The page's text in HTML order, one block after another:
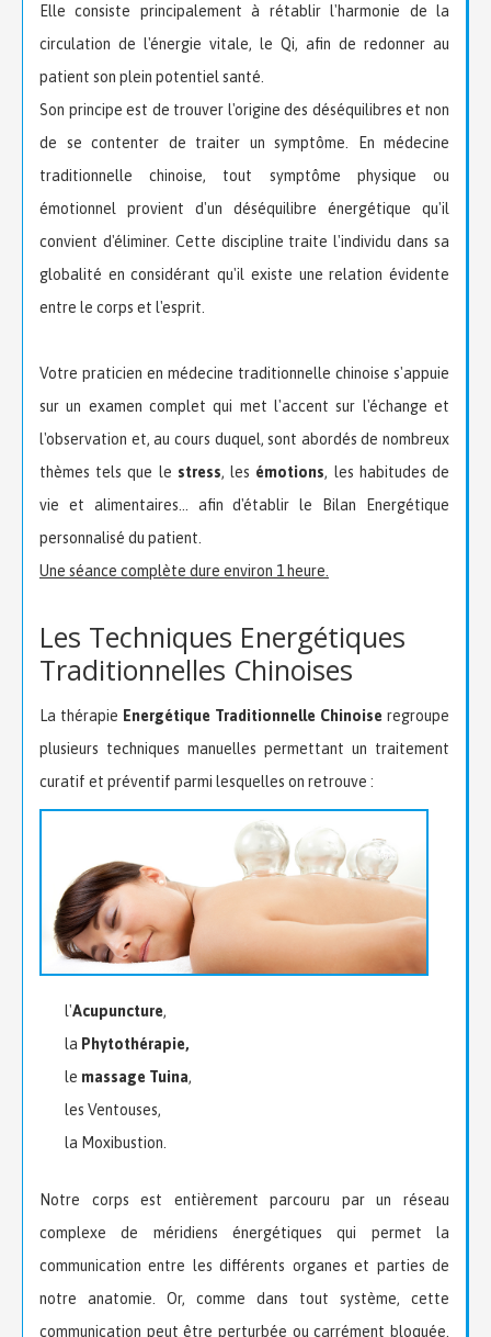
Elle consiste principalement à rétablir l'harmonie de la
circulation de l'énergie vitale, le Qi, afin de redonner au
patient son plein potentiel santé.
Son principe est de trouver l'origine des déséquilibres et non
de se contenter de traiter un symptôme. En médecine
traditionnelle chinoise, tout symptôme physique ou
émotionnel provient d'un déséquilibre énergétique qu'il
convient d'éliminer. Cette discipline traite l'individu dans sa
globalité en considérant qu'il existe une relation évidente
entre le corps et l'esprit.
Votre praticien en médecine traditionnelle chinoise s'appuie
sur un examen complet qui met l'accent sur l'échange et
l'observation et, au cours duquel, sont abordés de nombreux
thèmes tels que le stress, les émotions, les habitudes de
vie et alimentaires... afin d'établir le Bilan Energétique
personnalisé du patient.
Une séance complète dure environ 1 heure.
Les Techniques Energétiques
Traditionnelles Chinoises
La thérapie Energétique Traditionnelle Chinoise regroupe
plusieurs techniques manuelles permettant un traitement
curatif et préventif parmi lesquelles on retrouve :
l'Acupuncture,
la Phytothérapie,
le massage Tuina,
les Ventouses,
la Moxibustion.
Notre corps est entièrement parcouru par un réseau
complexe de méridiens énergétiques qui permet la
communication entre les différents organes et parties de
notre anatomie. Or, comme dans tout système, cette
communication peut être perturbée ou carrément bloquée.